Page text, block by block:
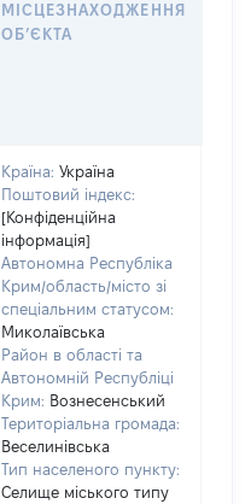
МІСЦЕЗНАХОДЖЕННЯ
ОБʼЄКТА
Країна: Україна
Поштовий індекс:
[Конфіденційна
інформація]
Автономна Республіка
Крим/область/місто зі
спеціальним статусом:
Миколаївська
Район в області та
Автономній Республіці
Крим: Вознесенський
Територіальна громада:
Веселинівська
Тип населеного пункту:
Селище міського типу